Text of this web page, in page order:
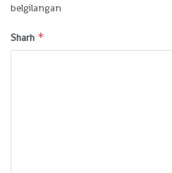
belgilangan
Sharh *